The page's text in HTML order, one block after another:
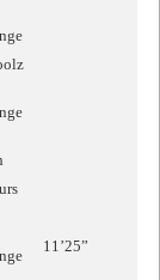
11’25”